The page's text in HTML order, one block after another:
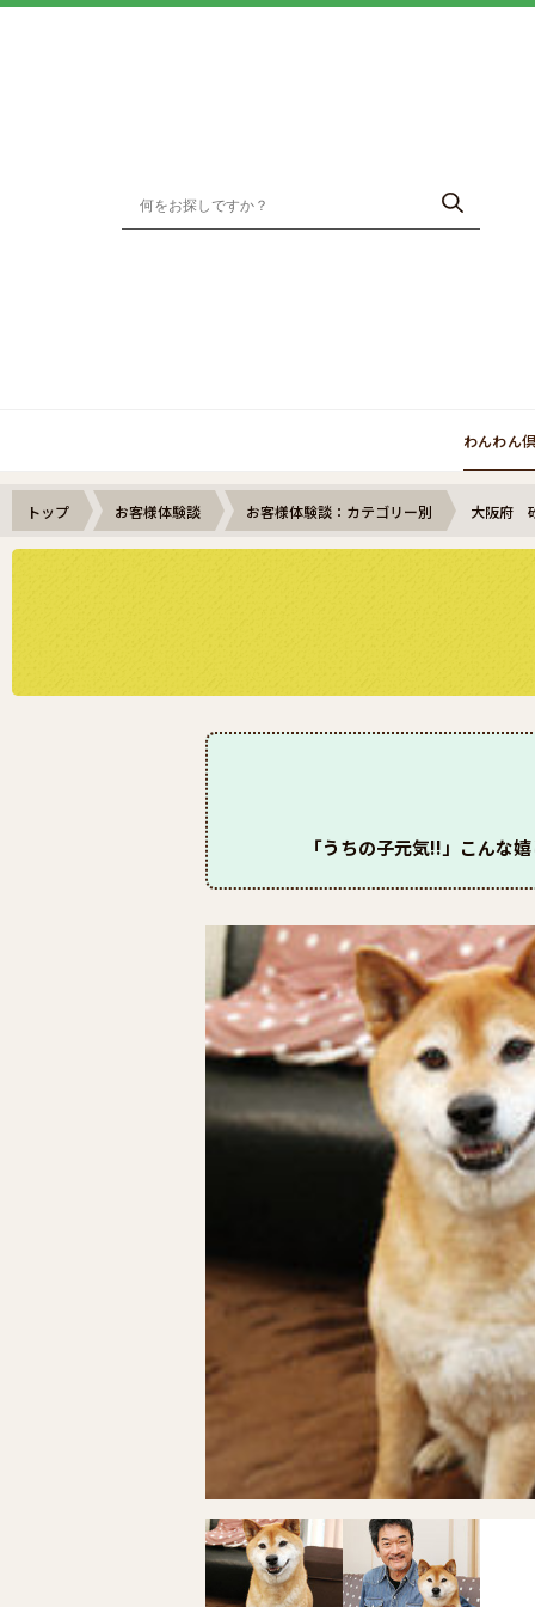
わんわん
トップ お客様体験談 お客様体験談：カテゴリー別 大阪府
「うちの子元気!!」こんな